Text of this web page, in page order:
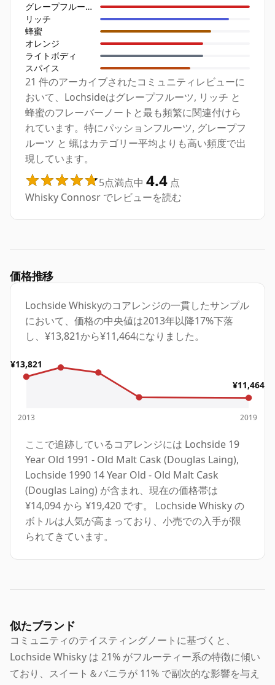
グレープフルーツ
リッチ
蜂蜜
オレンジ
ライトボディ
スパイス
21 件のアーカイブされたコミュニティレビューに
おいて、Lochsideはグレープフルーツ, リッチ と
蜂蜜のフレーバーノートと最も頻繁に関連付けら
れています。特にパッションフルーツ, グレープフ
ルーツ と 蝋はカテゴリー平均よりも高い頻度で出
現しています。
5点満点中 4.4 点
Whisky Connosr でレビューを読む
価格推移
Lochside Whiskyのコアレンジの一貫したサンプル
において、価格の中央値は2013年以降17%下落
し、¥13,821から¥11,464になりました。
¥13,821
2013
¥11,464
2019
ここで追跡しているコアレンジには Lochside 19
Year Old 1991 - Old Malt Cask (Douglas Laing),
Lochside 1990 14 Year Old - Old Malt Cask
(Douglas Laing) が含まれ、現在の価格帯は
¥14,094 から ¥19,420 です。 Lochside Whisky の
ボトルは人気が高まっており、小売での入手が限
られてきています。
似たブランド
コミュニティのテイスティングノートに基づくと、
Lochside Whisky は 21% がフルーティー系の特徴に傾い
ており、スイート＆バニラが 11% で副次的な影響を与え